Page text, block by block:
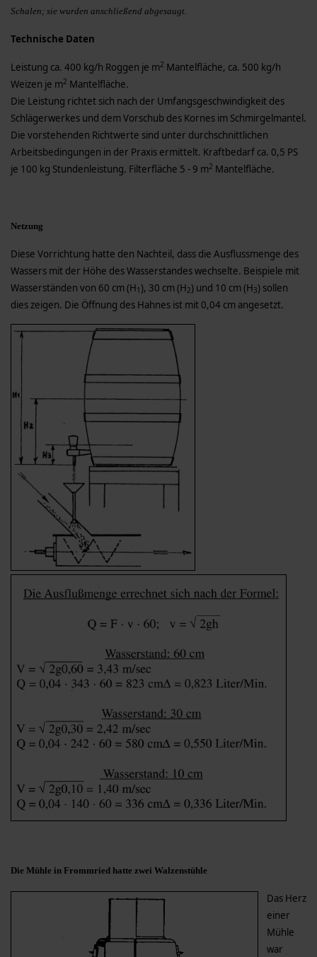
Schalen; sie wurden anschlie­ßend abgesaugt.
Technische Daten
Leistung ca. 400 kg/h Roggen je m2 Mantelfläche, ca. 500 kg/h
Weizen je m2 Mantelfläche.
Die Leistung richtet sich nach der Umfangsgeschwindigkeit des
Schlägerwerkes und dem Vorschub des Kornes im Schmirgelmantel.
Die vorstehenden Richtwerte sind unter durchschnittlichen
Arbeitsbedingungen in der Praxis ermittelt. Kraftbedarf ca. 0,5 PS
je 100 kg Stundenleistung. Filterfläche 5 - 9 m2 Mantelfläche.
Netzung
Diese Vorrichtung hatte den Nachteil, dass die Ausflussmenge des
Wassers mit der Höhe des Was­serstandes wechselte. Beispiele mit
Wasserständen von 60 cm (H1 ), 30 cm (H2) und 10 cm (H3) sollen
dies zeigen. Die Öffnung des Hahnes ist mit 0,04 cm angesetzt.
Die Mühle in Frommried hatte zwei Walzenstühle
Das Herz
einer
Mühle
war